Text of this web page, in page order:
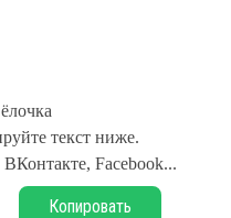
текст ниже.
Facebook...
Копировать